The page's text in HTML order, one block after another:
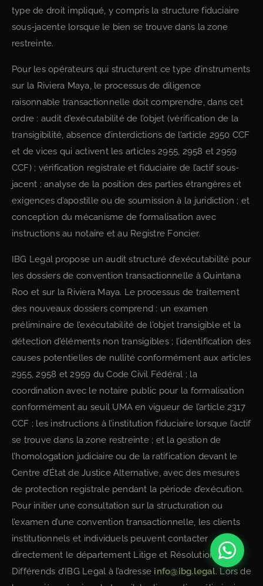
type de droit impliqué, y compris la structure fiduciaire
sous-jacente lorsque le bien se trouve dans la zone
restreinte.
Pour les opérateurs qui structurent ce type d’instruments
sur la Riviera Maya, le processus de diligence
raisonnable transactionnelle doit comprendre, dans cet
ordre : audit d’exécutabilité de l’objet (vérification de la
transigibilité, absence d’interdictions de l’article 2950 CCF
et de vices qui activent les articles 2955, 2958 et 2959
CCF) ; vérification registrale et fiduciaire de l’actif sous-
jacent ; analyse de la position des parties étrangères et
exigences d’apostille ou de soumission à la juridiction ; et
conception du mécanisme de formalisation avec
instructions au notaire et au Registre Foncier.
IBG Legal propose un audit structuré d’exécutabilité pour
les dossiers de convention transactionnelle à Quintana
Roo et sur la Riviera Maya. Le processus de traitement
des nouveaux dossiers comprend : un examen
préliminaire de l’exécutabilité de l’objet transigible et la
détection d’éléments non transigibles ; l’identification des
causes potentielles de nullité conformément aux articles
2955, 2958 et 2959 du Code Civil Fédéral ; la
coordination avec le notaire public pour la formalisation
conformément au seuil UMA en vigueur de l’article 2317
CCF ; les instructions à l’institution fiduciaire lorsque l’actif
se trouve dans la zone restreinte ; et la gestion de
l’homologation judiciaire ou de la ratification devant le
Centre d’État de Justice Alternative, avec des mesures
de protection registrale pendant la période d’exécution.
Pour initier une consultation sur la structuration ou
l’examen d’une convention transactionnelle, les clients
institutionnels et individuels peuvent contacter
directement le département Litige et Résolution de
Différends d’IBG Legal à l’adresse info@ibg.legal. Lors de